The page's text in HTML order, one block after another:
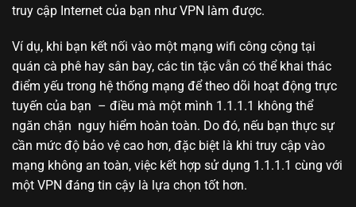
truy cập Internet của bạn như VPN làm được.
Ví dụ, khi bạn kết nối vào một mạng wifi công cộng tại
quán cà phê hay sân bay, các tin tặc vẫn có thể khai thác
điểm yếu trong hệ thống mạng để theo dõi hoạt động trực
tuyến của bạn – điều mà một mình 1.1.1.1 không thể
ngăn chặn nguy hiểm hoàn toàn. Do đó, nếu bạn thực sự
cần mức độ bảo vệ cao hơn, đặc biệt là khi truy cập vào
mạng không an toàn, việc kết hợp sử dụng 1.1.1.1 cùng với
một VPN đáng tin cậy là lựa chọn tốt hơn.